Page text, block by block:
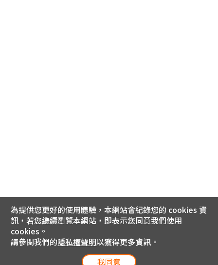
為提供您更好的使用體驗，本網站會紀錄您的 cookies 資
訊，若您繼續瀏覽本網站，即表示您同意我們使用
cookies。
請參閱我們的隱私權聲明以獲得更多資訊。
我同意